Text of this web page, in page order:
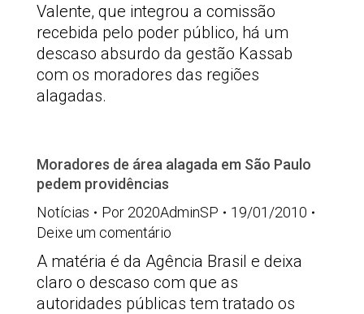
Valente, que integrou a comissão
recebida pelo poder público, há um
descaso absurdo da gestão Kassab
com os moradores das regiões
alagadas.
Moradores de área alagada em São Paulo
pedem providências
Notícias
Por 2020AdminSP
19/01/2010
Deixe um comentário
A matéria é da Agência Brasil e deixa
claro o descaso com que as
autoridades públicas tem tratado os